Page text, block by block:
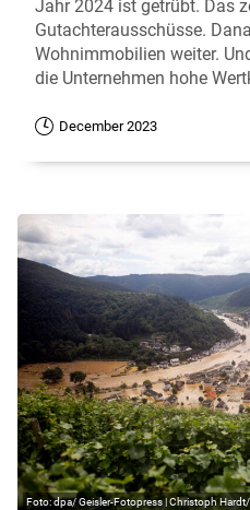
Jahr 2024 ist getrübt. Das
Gutachterausschüsse.
Wohnimmobilien weiter.
die Unternehmen hohe
December 2023
dpa/ Geisler-Fotopress | Christoph